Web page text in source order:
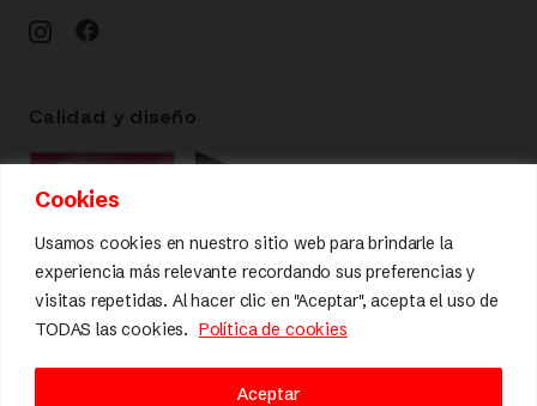
Cookies
Usamos cookies en nuestro sitio web para brindarle la
experiencia más relevante recordando sus preferencias y
visitas repetidas. Al hacer clic en "Aceptar", acepta el uso de
TODAS las cookies. Política de cookies
Aceptar
Calidad y diseño